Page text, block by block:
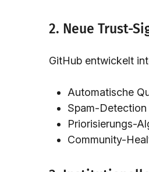
2. Neue Trust-
GitHub entwickelt
Automatische
Spam-
Priorisierungs-
Community-